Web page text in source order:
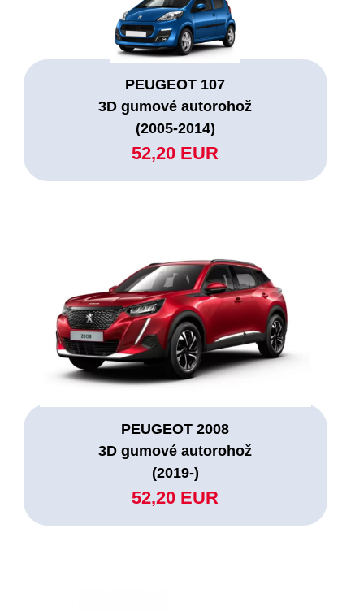
PEUGEOT 107
3D gumové autorohož
(2005-2014)
52,20 EUR
PEUGEOT 2008
3D gumové autorohož
(2019-)
52,20 EUR